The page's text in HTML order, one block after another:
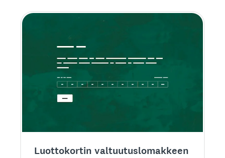
Luottokortin valtuutus­lomakkeen